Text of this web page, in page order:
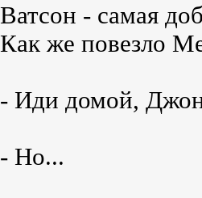
Ватсон - самая
Как же повезло
- Иди домой,
- Но...